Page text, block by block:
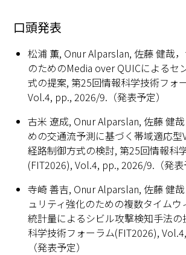
口頭発表
松浦 薫, Onur Alparslan, 佐藤 健哉
のためのMedia over QUICによるセ
式の提案, 第25回情報科学技術フォ
Vol.4, pp., 2026/9.（発表予定）
古米 遼成, Onur Alparslan, 佐藤 健
めの交通流予測に基づく帯域適応型
経路制御方式の検討, 第25回情報科
(FIT2026), Vol.4, pp., 2026/9.（発表
寺崎 善吉, Onur Alparslan, 佐藤 健
ュリティ強化のための複数タイム
統計量によるシビル攻撃検知手法の
科学技術フォーラム(FIT2026),
（発表予定）